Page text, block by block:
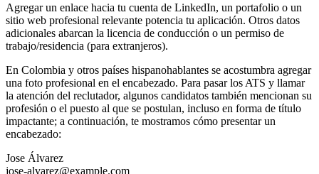
Agregar un enlace hacia tu cuenta de LinkedIn, un portafolio o un
sitio web profesional relevante potencia tu aplicación. Otros datos
adicionales abarcan la licencia de conducción o un permiso de
trabajo/residencia (para extranjeros).
En Colombia y otros países hispanohablantes se acostumbra agregar
una foto profesional en el encabezado. Para pasar los ATS y llamar
la atención del reclutador, algunos candidatos también mencionan su
profesión o el puesto al que se postulan, incluso en forma de título
impactante; a continuación, te mostramos cómo presentar un
encabezado:
Jose Álvarez
jose-alvarez@example.com